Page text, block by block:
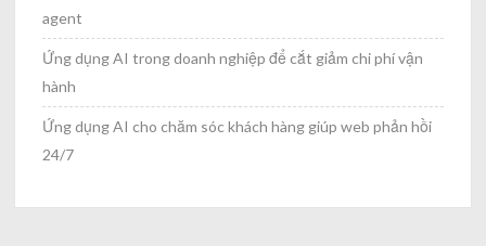
agent
Ứng dụng AI trong doanh nghiệp để cắt giảm chi phí vận
hành
Ứng dụng AI cho chăm sóc khách hàng giúp web phản hồi
24/7